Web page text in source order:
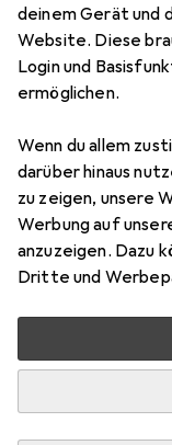
deinem Gerät und
Website. Diese
Login und
ermöglichen.
Wenn du allem
darüber hinaus
zu zeigen, unsere
Werbung auf
anzuzeigen. Dazu
Dritte und
MENGENRABATT
xxZ/
Preis in EUR inkl.
EUR
4,95 SpareEUR
1,26
Bewertungen
Zwischen Mi,
Mehr als 10